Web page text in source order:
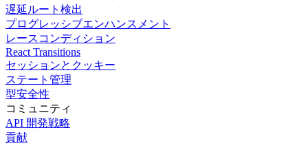
遅延ルート検出
プログレッシブエンハンスメント
レースコンディション
React Transitions
セッションとクッキー
ステート管理
型安全性
コミュニティ
API 開発戦略
貢献